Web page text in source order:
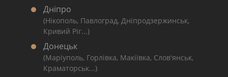
Дніпро
(Нікополь, Павлоград, Дніпродзержинськ,
Кривий Ріг...)
Донецьк
(Маріуполь, Горлівка, Макіївка, Слов'янськ,
Краматорськ...)